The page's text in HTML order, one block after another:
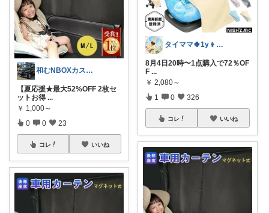
和むNBOXカスタム8/8感謝🙏
【夏応援★最大52%OFF 2枚セ
ットお得 ...
￥ 1,000～
0 0 23
コレ いいね
タイママ🍀1y👦のママ
8月4日20時〜1点購入で72％OF
F ...
￥ 2,080～
1 0 326
コレ いいね